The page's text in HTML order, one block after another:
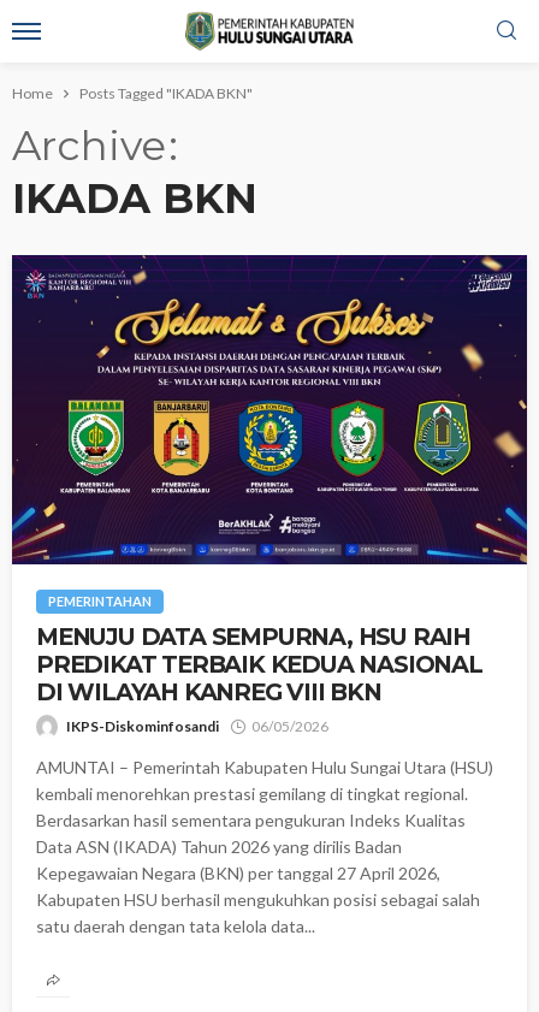
Home Posts Tagged "IKADA BKN"
Archive
IKADA BKN
PEMERINTAHAN
MENUJU DATA SEMPURNA, HSU RAIH
PREDIKAT TERBAIK KEDUA NASIONAL
DI WILAYAH KANREG VIII BKN
IKPS-Diskominfosandi 06/05/2026
AMUNTAI – Pemerintah Kabupaten Hulu Sungai Utara (HSU)
kembali menorehkan prestasi gemilang di tingkat regional.
Berdasarkan hasil sementara pengukuran Indeks Kualitas
Data ASN (IKADA) Tahun 2026 yang dirilis Badan
Kepegawaian Negara (BKN) per tanggal 27 April 2026,
Kabupaten HSU berhasil mengukuhkan posisi sebagai salah
satu daerah dengan tata kelola data...